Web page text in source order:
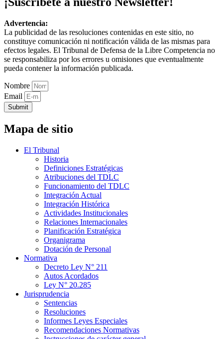
Advertencia:
La publicidad de las resoluciones contenidas en este sitio, no
constituye comunicación ni notificación válida de las mismas para
efectos legales. El Tribunal de Defensa de la Libre Competencia no
se responsabiliza por los errores u omisiones que eventualmente
pueda contener la información publicada.
Nombre
Email
Submit
Mapa de sitio
El Tribunal
Historia
Definiciones Estratégicas
Atribuciones del TDLC
Funcionamiento del TDLC
Integración Actual
Integración Histórica
Actividades Institucionales
Relaciones Internacionales
Planificación Estratégica
Organigrama
Dotación de Personal
Normativa
Decreto Ley N° 211
Autos Acordados
Ley N° 20.285
Jurisprudencia
Sentencias
Resoluciones
Informes Leyes Especiales
Recomendaciones Normativas